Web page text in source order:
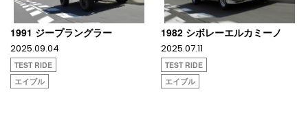
1991 ジープラングラー
2025.09.04
TEST RIDE
エイブル
1982 シボレーエルカミーノ
2025.07.11
TEST RIDE
エイブル